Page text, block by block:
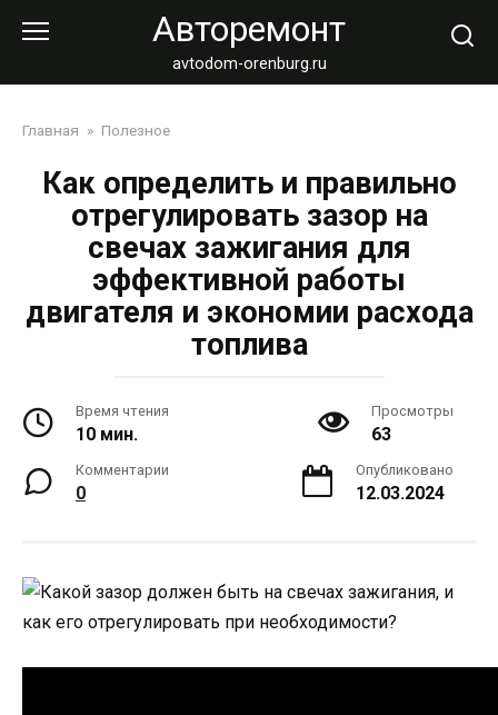
Авторемонт
avtodom-orenburg.ru
Главная » Полезное
Как определить и правильно
отрегулировать зазор на
свечах зажигания для
эффективной работы
двигателя и экономии расхода
топлива
Время чтения
10 мин.
Просмотры
63
Комментарии
0
Опубликовано
12.03.2024